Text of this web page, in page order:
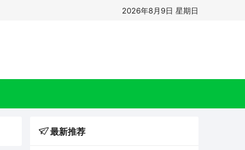
2026年8月9日 星期日
最新推荐